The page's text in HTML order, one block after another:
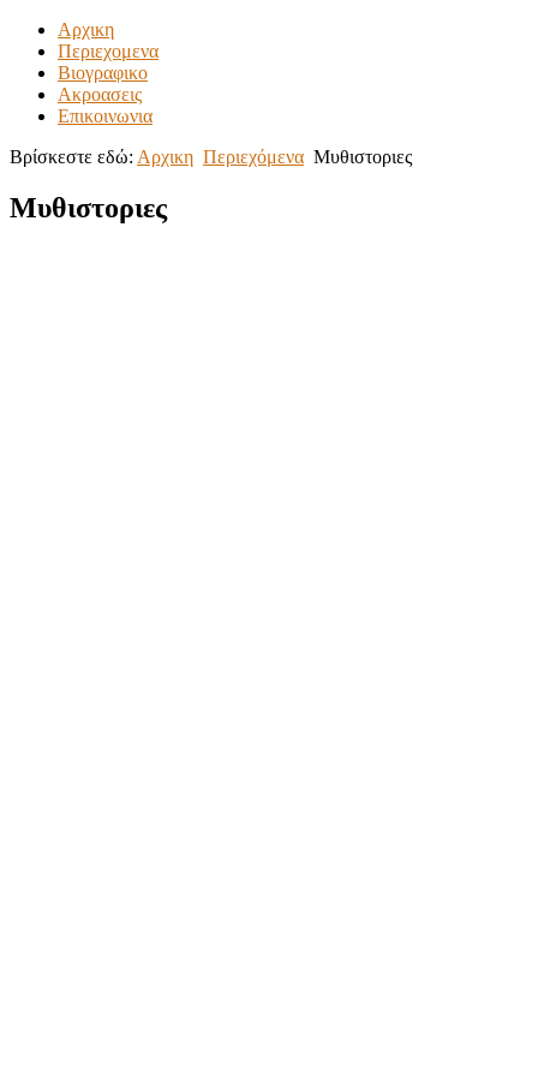
Αρχικη
Περιεχομενα
Βιογραφικο
Ακροασεις
Επικοινωνια
Βρίσκεστε εδώ: Αρχικη Περιεχόμενα Μυθιστοριες
Μυθιστοριες